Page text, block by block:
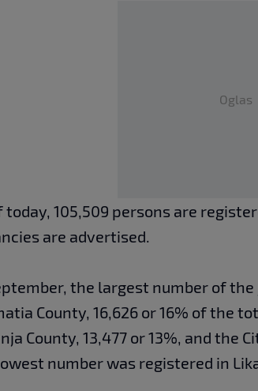
Oglas
today, 105,509 persons are
are advertised.
the largest number of
County, 16,626 or 16% of the
County, 13,477 or 13%, and the
number was registered in